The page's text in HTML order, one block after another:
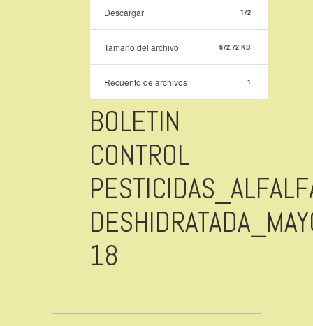
Descargar 172
Tamaño del archivo 672.72 KB
Recuento de archivos 1
BOLETIN
CONTROL
18